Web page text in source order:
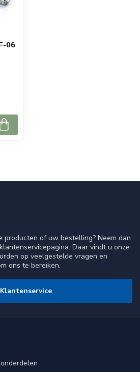
06
producten of uw bestelling? Neem dan
Daar vindt u onze
op veelgestelde vragen en
ons te bereiken.
Klantenservice